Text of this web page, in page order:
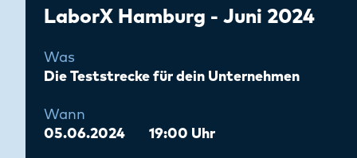
LaborX Hamburg - Juni 2024
Was
Die Teststrecke für dein Unternehmen
Wann
05.06.2024 19:00 Uhr